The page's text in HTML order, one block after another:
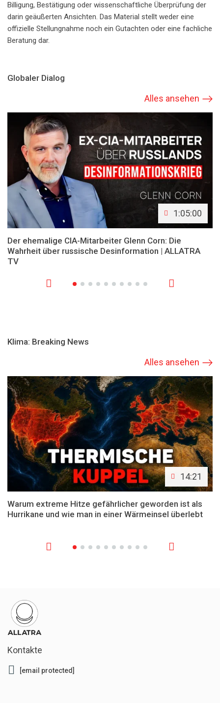
Billigung, Bestätigung oder wissenschaftliche Überprüfung der
darin geäußerten Ansichten. Das Material stellt weder eine
offizielle Stellungnahme noch ein Gutachten oder eine fachliche
Beratung dar.
Globaler Dialog
Alles ansehen
1:05:00
Der ehemalige CIA-Mitarbeiter Glenn Corn: Die
Wahrheit über russische Desinformation | ALLATRA
TV
Klima: Breaking News
Alles ansehen
14:21
Warum extreme Hitze gefährlicher geworden ist als
Hurrikane und wie man in einer Wärmeinsel überlebt
Kontakte
[email protected]